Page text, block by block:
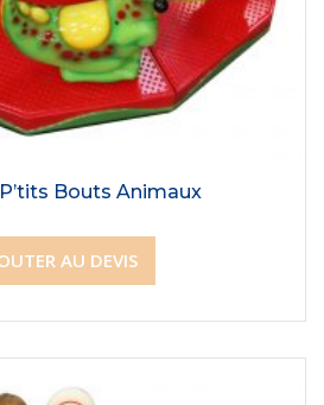
Bouts Animaux
AU DEVIS